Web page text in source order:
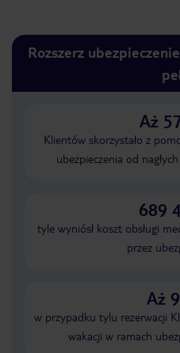
Rozszerz
Aż
Klientów skorzystało z
ubezpieczenia od
689
tyle wyniósł koszt obsługi
przez
Aż
w przypadku tylu rezerwacji
wakacji w ramach